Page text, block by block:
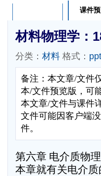
课件
材料物理学：
分类： 材料 格式： ppt
备注：本文章/文件
本/文件预览版，可
本文章/文件与课件
文件可能因客户端
件。
第六章 电介质物理
本章就有关电介